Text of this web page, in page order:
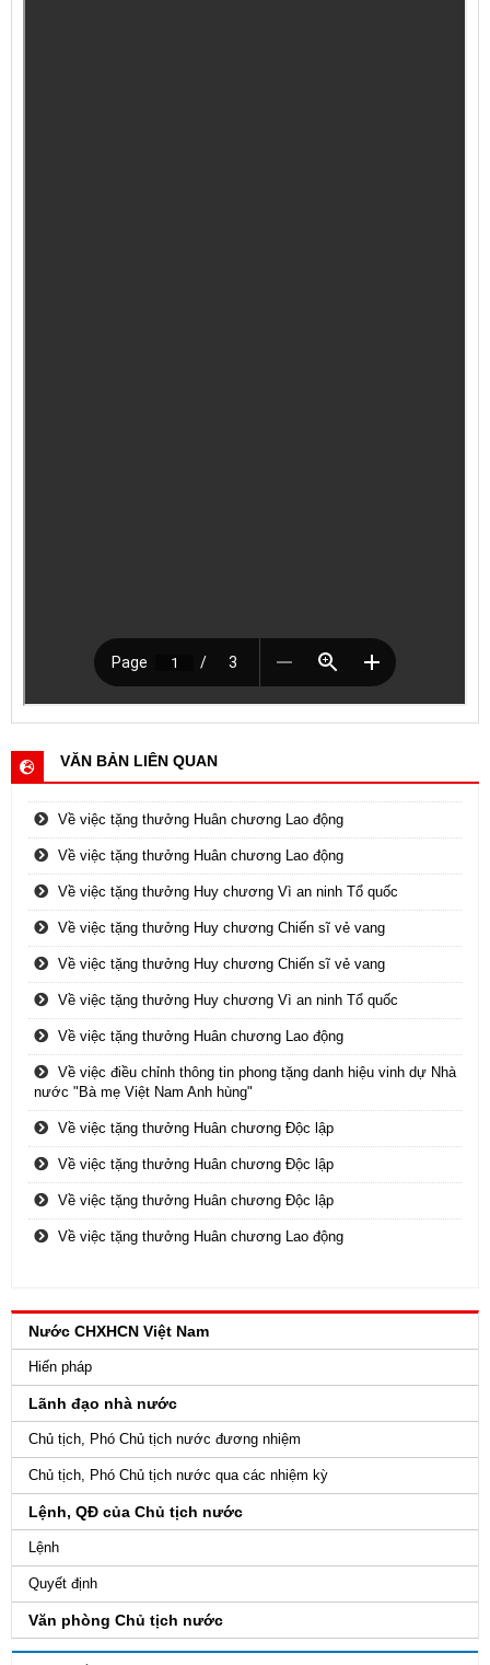
VĂN BẢN LIÊN QUAN
Về việc tặng thưởng Huân chương Lao động
Về việc tặng thưởng Huân chương Lao động
Về việc tặng thưởng Huy chương Vì an ninh Tổ quốc
Về việc tặng thưởng Huy chương Chiến sĩ vẻ vang
Về việc tặng thưởng Huy chương Chiến sĩ vẻ vang
Về việc tặng thưởng Huy chương Vì an ninh Tổ quốc
Về việc tặng thưởng Huân chương Lao động
Về việc điều chỉnh thông tin phong tặng danh hiệu vinh dự Nhà
nước "Bà mẹ Việt Nam Anh hùng"
Về việc tặng thưởng Huân chương Độc lập
Về việc tặng thưởng Huân chương Độc lập
Về việc tặng thưởng Huân chương Độc lập
Về việc tặng thưởng Huân chương Lao động
Nước CHXHCN Việt Nam
Hiến pháp
Lãnh đạo nhà nước
Chủ tịch, Phó Chủ tịch nước đương nhiệm
Chủ tịch, Phó Chủ tịch nước qua các nhiệm kỳ
Lệnh, QĐ của Chủ tịch nước
Lệnh
Quyết định
Văn phòng Chủ tịch nước